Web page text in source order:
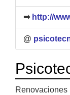
➡ http://
@